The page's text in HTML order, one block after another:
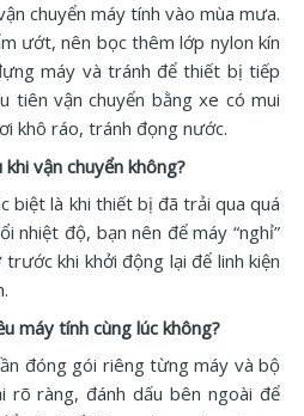
chuyển máy tính vào mùa mưa.
ướt, nên bọc thêm lớp nylon kín
máy và tránh để thiết bị tiếp
tiên vận chuyển bằng xe có mui
khô ráo, tránh đọng nước.
khi vận chuyển không?
biệt là khi thiết bị đã trải qua quá
nhiệt độ, bạn nên để máy “nghỉ”
khi khởi động lại để linh kiện
máy tính cùng lúc không?
đóng gói riêng từng máy và bộ
rõ ràng, đánh dấu bên ngoài để